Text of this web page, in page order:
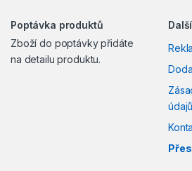
Poptávka produktů
Zboží do poptávky přidáte
na detailu produktu.
údajů